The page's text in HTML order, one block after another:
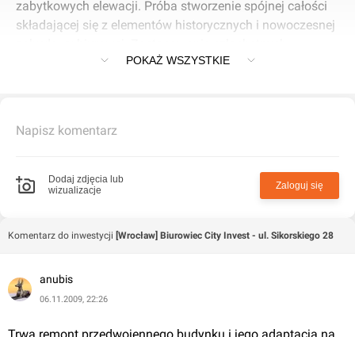
zabytkowych elewacji. Próba stworzenie spójnej całości
składającej się z elementów historycznych i nowoczesnej
materiałów w celu podkreślenia prestiżu budowli i jego
POKAŻ WSZYSTKIE
Napisz komentarz
Dodaj zdjęcia lub
wizualizacje
Zaloguj się
Komentarz do inwestycji [Wrocław] Biurowiec City Invest - ul. Sikorskiego 28
anubis
06.11.2009, 22:26